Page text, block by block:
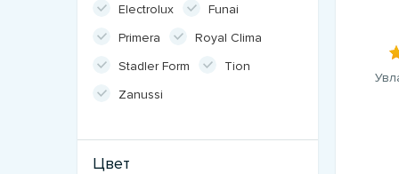
Electrolux
Funai
Primera
Royal Clima
Stadler Form
Tion
Zanussi
Цвет